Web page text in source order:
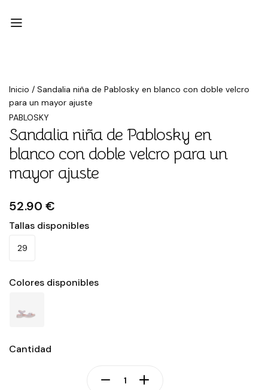
Inicio / Sandalia niña de Pablosky en blanco con doble velcro
para un mayor ajuste
PABLOSKY
Sandalia niña de Pablosky en
blanco con doble velcro para un
mayor ajuste
52.90 €
Tallas disponibles
29
Colores disponibles
Cantidad